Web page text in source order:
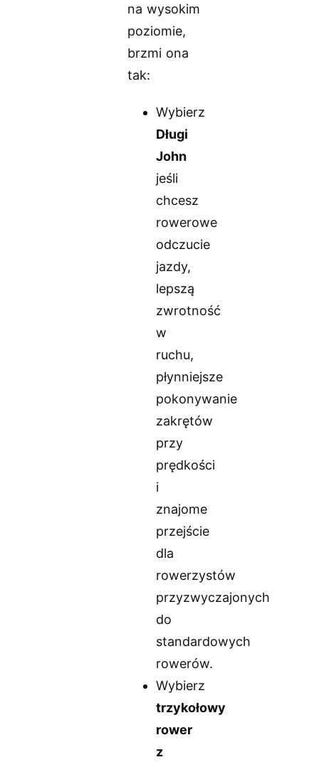
na wysokim
poziomie,
brzmi ona
tak:
Wybierz
Długi
John
jeśli
chcesz
rowerowe
odczucie
jazdy,
lepszą
zwrotność
w
ruchu,
płynniejsze
pokonywanie
zakrętów
przy
prędkości
i
znajome
przejście
dla
rowerzystów
przyzwyczajonych
do
standardowych
rowerów.
Wybierz
trzykołowy
rower
z